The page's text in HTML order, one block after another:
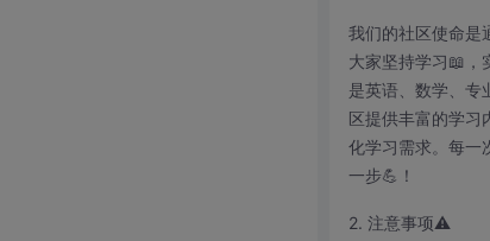
我们的社区使命是
大家坚持学习📖，
是英语、数学、专
区提供丰富的学习
化学习需求。每一
一步💪！
2. 注意事项⚠️